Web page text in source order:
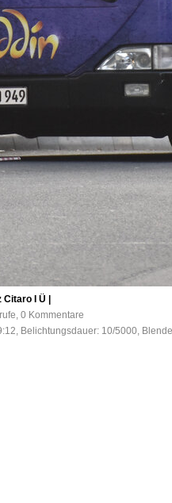
I Ü |
0 Kommentare
Belichtungsdauer: 10/5000,